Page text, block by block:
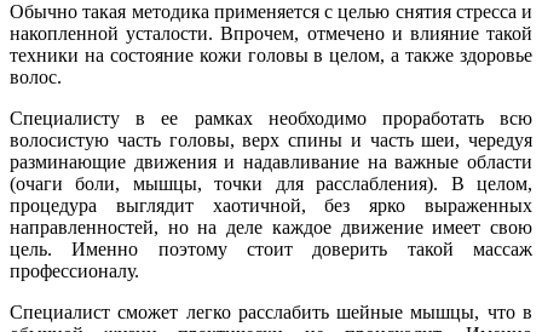
Обычно такая методика применяется с целью снятия стресса и
накопленной усталости. Впрочем, отмечено и влияние такой
техники на состояние кожи головы в целом, а также здоровье
волос.
Специалисту в ее рамках необходимо проработать всю
волосистую часть головы, верх спины и часть шеи, чередуя
разминающие движения и надавливание на важные области
(очаги боли, мышцы, точки для расслабления). В целом,
процедура выглядит хаотичной, без ярко выраженных
направленностей, но на деле каждое движение имеет свою
цель. Именно поэтому стоит доверить такой массаж
профессионалу.
Специалист сможет легко расслабить шейные мышцы, что в